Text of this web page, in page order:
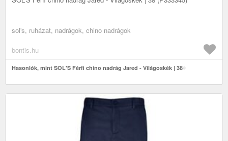
sol's, ruházat, nadrágok, chino nadrágok
bontis.hu
Hasonlók, mint SOL'S Férfi chino nadrág Jared - Világoskék | 38